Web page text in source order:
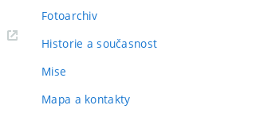
Fotoarchiv
Historie a současnost
Mise
Mapa a kontakty